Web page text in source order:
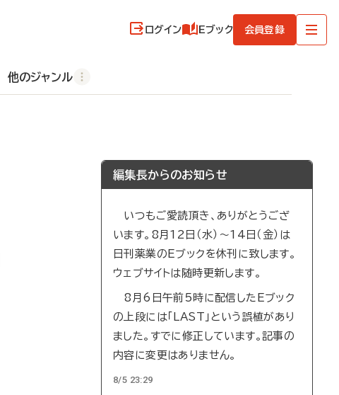
ログイン Eブック 会員登録
他のジャンル
編集長からのお知らせ
いつもご愛読頂き、ありがとうござ
います。8月12日（水）～14日（金）は
日刊薬業のEブックを休刊に致します。
ウェブサイトは随時更新します。
8月6日午前5時に配信したEブック
の上段には「LAST」という誤植があり
ました。すでに修正しています。記事の
内容に変更はありません。
8/5 23:29